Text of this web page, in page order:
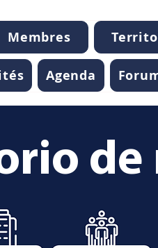
Membres
Agenda
de